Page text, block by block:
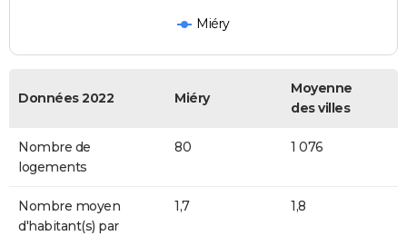
Miéry
Données 2022 Miéry
Moyenne
des villes
Nombre de
logements
80 1 076
Nombre moyen
d'habitant(s) par
1,7 1,8